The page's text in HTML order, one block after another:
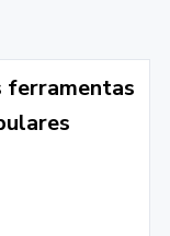
ferramentas